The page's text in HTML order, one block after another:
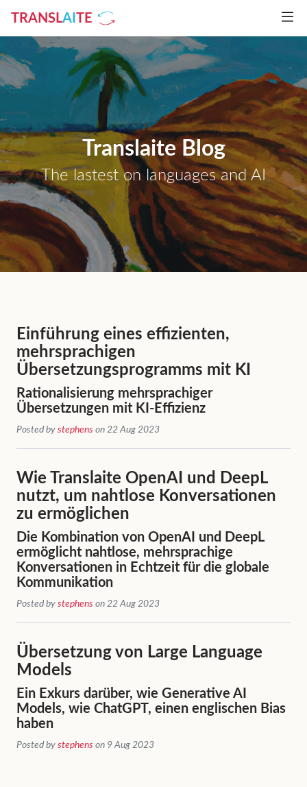
TRANSLAI TE
Translaite Blog
The lastest on languages and AI
Einführung eines effizienten,
mehrsprachigen
Übersetzungsprogramms mit KI
Rationalisierung mehrsprachiger
Übersetzungen mit KI-Effizienz
Posted by stephens on 22 Aug 2023
Wie Translaite OpenAI und DeepL
nutzt, um nahtlose Konversationen
zu ermöglichen
Die Kombination von OpenAI und DeepL
ermöglicht nahtlose, mehrsprachige
Konversationen in Echtzeit für die globale
Kommunikation
Posted by stephens on 22 Aug 2023
Übersetzung von Large Language
Models
Ein Exkurs darüber, wie Generative AI
Models, wie ChatGPT, einen englischen Bias
haben
Posted by stephens on 9 Aug 2023